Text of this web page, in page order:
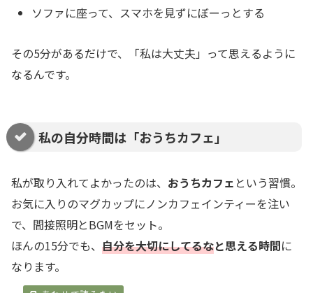
ソファに座って、スマホを見ずにぼーっとする
その5分があるだけで、「私は大丈夫」って思えるように
なるんです。
私の自分時間は「おうちカフェ」
私が取り入れてよかったのは、 おうちカフェ という習慣。
お気に入りのマグカップにノンカフェインティーを注い
で、間接照明とBGMをセット。
ほんの15分でも、 自分を大切にしてるなと思える時間に
なります。